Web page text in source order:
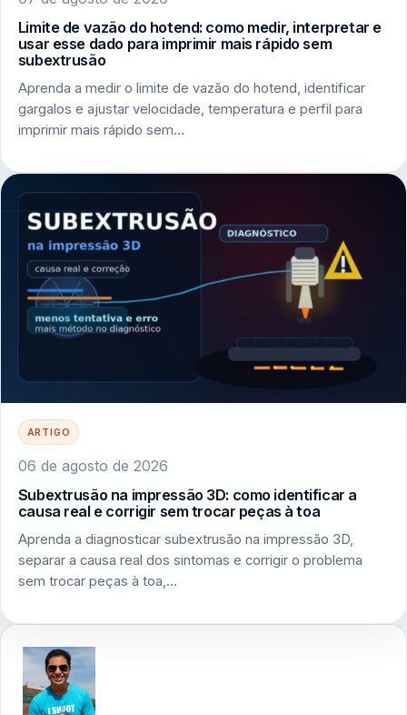
Limite de vazão do hotend: como medir, interpretar e
usar esse dado para imprimir mais rápido sem
subextrusão
Aprenda a medir o limite de vazão do hotend, identificar
gargalos e ajustar velocidade, temperatura e perfil para
imprimir mais rápido sem…
ARTIGO
06 de agosto de 2026
Subextrusão na impressão 3D: como identificar a
causa real e corrigir sem trocar peças à toa
Aprenda a diagnosticar subextrusão na impressão 3D,
separar a causa real dos sintomas e corrigir o problema
sem trocar peças à toa,…